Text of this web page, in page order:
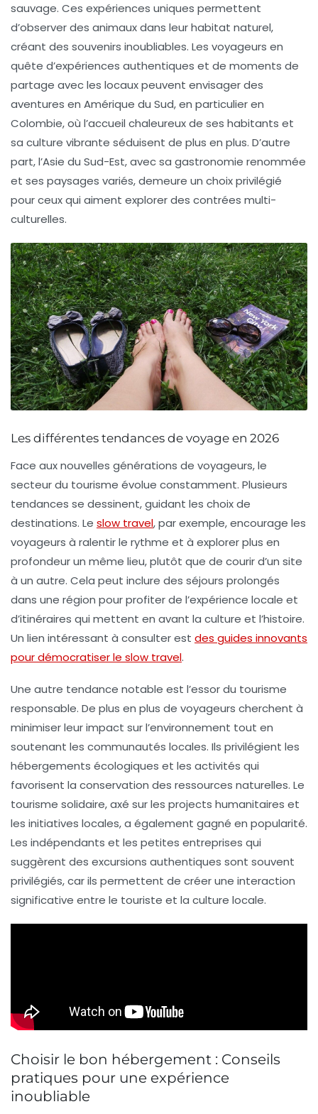
sauvage. Ces expériences uniques permettent
d’observer des animaux dans leur habitat naturel,
créant des souvenirs inoubliables. Les voyageurs en
quête d’expériences authentiques et de moments de
partage avec les locaux peuvent envisager des
aventures en Amérique du Sud, en particulier en
Colombie, où l’accueil chaleureux de ses habitants et
sa culture vibrante séduisent de plus en plus. D’autre
part, l’Asie du Sud-Est, avec sa gastronomie renommée
et ses paysages variés, demeure un choix privilégié
pour ceux qui aiment explorer des contrées multi-
culturelles.
Les différentes tendances de voyage en 2026
Face aux nouvelles générations de voyageurs, le
secteur du tourisme évolue constamment. Plusieurs
tendances se dessinent, guidant les choix de
destinations. Le slow travel, par exemple, encourage les
voyageurs à ralentir le rythme et à explorer plus en
profondeur un même lieu, plutôt que de courir d’un site
à un autre. Cela peut inclure des séjours prolongés
dans une région pour profiter de l’expérience locale et
d’itinéraires qui mettent en avant la culture et l’histoire.
Un lien intéressant à consulter est des guides innovants
pour démocratiser le slow travel.
Une autre tendance notable est l’essor du tourisme
responsable. De plus en plus de voyageurs cherchent à
minimiser leur impact sur l’environnement tout en
soutenant les communautés locales. Ils privilégient les
hébergements écologiques et les activités qui
favorisent la conservation des ressources naturelles. Le
tourisme solidaire, axé sur les projects humanitaires et
les initiatives locales, a également gagné en popularité.
Les indépendants et les petites entreprises qui
suggèrent des excursions authentiques sont souvent
privilégiés, car ils permettent de créer une interaction
significative entre le touriste et la culture locale.
Choisir le bon hébergement : Conseils
pratiques pour une expérience
inoubliable